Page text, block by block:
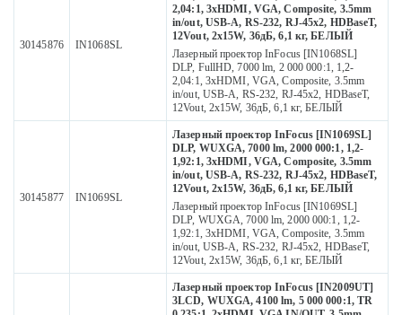
30145876 IN1068SL
2,04:1, 3xHDMI, VGA, Composite, 3.5mm
in/out, USB-A, RS-232, RJ-45x2, HDBaseT,
12Vout, 2x15W, 36дБ, 6,1 кг, БЕЛЫЙ
Лазерный проектор InFocus [IN1068SL]
DLP, FullHD, 7000 lm, 2 000 000:1, 1,2-
2,04:1, 3xHDMI, VGA, Composite, 3.5mm
in/out, USB-A, RS-232, RJ-45x2, HDBaseT,
12Vout, 2x15W, 36дБ, 6,1 кг, БЕЛЫЙ
30145877 IN1069SL
Лазерный проектор InFocus [IN1069SL]
DLP, WUXGA, 7000 lm, 2000 000:1, 1,2-
1,92:1, 3xHDMI, VGA, Composite, 3.5mm
in/out, USB-A, RS-232, RJ-45x2, HDBaseT,
12Vout, 2x15W, 36дБ, 6,1 кг, БЕЛЫЙ
Лазерный проектор InFocus [IN1069SL]
DLP, WUXGA, 7000 lm, 2000 000:1, 1,2-
1,92:1, 3xHDMI, VGA, Composite, 3.5mm
in/out, USB-A, RS-232, RJ-45x2, HDBaseT,
12Vout, 2x15W, 36дБ, 6,1 кг, БЕЛЫЙ
Лазерный проектор InFocus [IN2009UT]
3LCD, WUXGA, 4100 lm, 5 000 000:1, TR